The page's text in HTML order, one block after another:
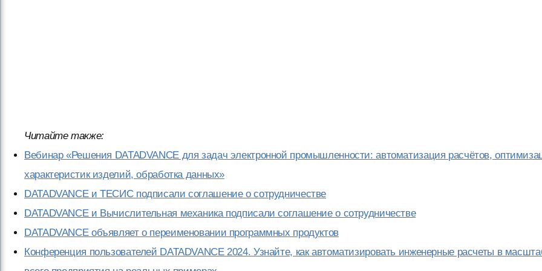
Читайте также:
Вебинар «Решения DATADVANCE для задач электронной промышленности: автоматизация расчётов,
характеристик изделий, обработка данных»
DATADVANCE и ТЕСИС подписали соглашение о сотрудничестве
DATADVANCE и Вычислительная механика подписали соглашение о сотрудничестве
DATADVANCE объявляет о переименовании программных продуктов
Конференция пользователей DATADVANCE 2024. Узнайте, как автоматизировать инженерные расчеты в